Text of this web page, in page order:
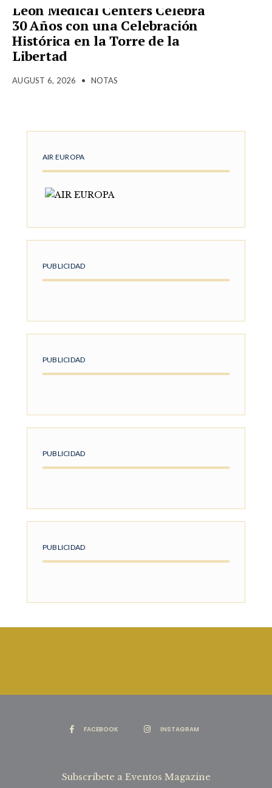
Leon Medical Centers Celebra
30 Años con una Celebración
Histórica en la Torre de la
Libertad
AUGUST 6, 2026 • NOTAS
AIR EUROPA
PUBLICIDAD
PUBLICIDAD
PUBLICIDAD
PUBLICIDAD
FACEBOOK INSTAGRAM
Subscríbete a Eventos Magazine